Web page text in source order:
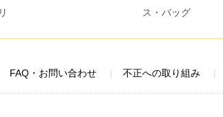
FAQ・お問い合わせ 不正への取り組み